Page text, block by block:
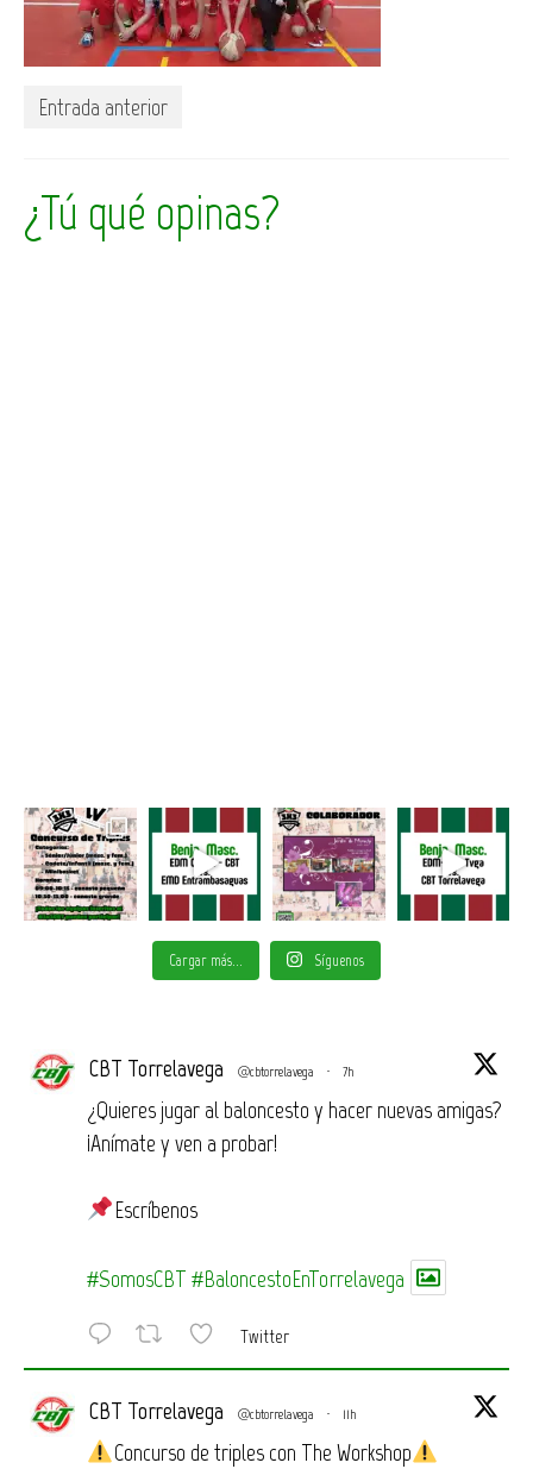
Entrada anterior
¿Tú qué opinas?
Cargar más... Síguenos
CBT Torrelavega @cbtorrelavega · 7h
¿Quieres jugar al baloncesto y hacer nuevas amigas?
¡Anímate y ven a probar!
Escríbenos
#SomosCBT #BaloncestoEnTorrelavega
Twitter
CBT Torrelavega @cbtorrelavega · 11h
Concurso de triples con The Workshop